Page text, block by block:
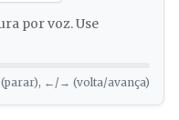
por voz. Use
(parar), ←/→ (volta/avança)